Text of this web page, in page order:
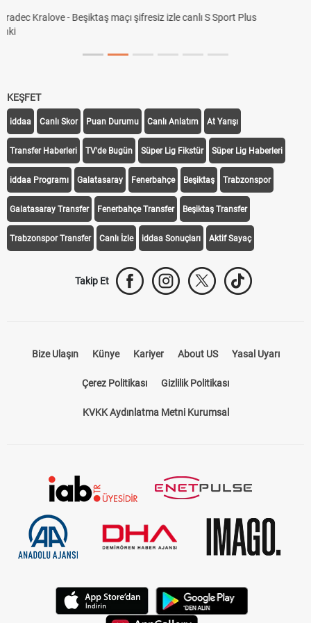
KEŞFET
iddaa Canlı Skor Puan Durumu Canlı Anlatım At Yarışı
Transfer Haberleri TV'de Bugün Süper Lig Fikstür Süper Lig Haberleri
iddaa Programı Galatasaray Fenerbahçe Beşiktaş Trabzonspor
Galatasaray Transfer Fenerbahçe Transfer Beşiktaş Transfer
Trabzonspor Transfer Canlı İzle iddaa Sonuçları Aktif Sayaç
Takip Et
Bize Ulaşın Künye Kariyer About US Yasal Uyarı
Çerez Politikası Gizlilik Politikası
KVKK Aydınlatma Metni Kurumsal